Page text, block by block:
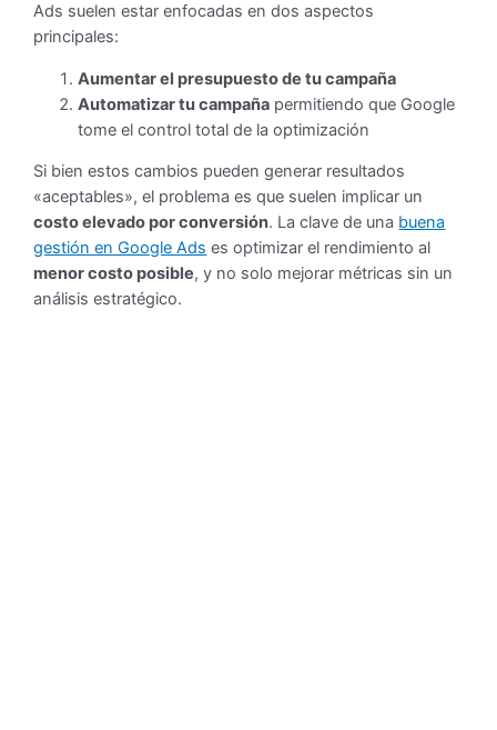
Ads suelen estar enfocadas en dos aspectos
principales:
Aumentar el presupuesto de tu campaña
Automatizar tu campaña permitiendo que Google
tome el control total de la optimización
Si bien estos cambios pueden generar resultados
«aceptables», el problema es que suelen implicar un
costo elevado por conversión. La clave de una buena
gestión en Google Ads es optimizar el rendimiento al
menor costo posible, y no solo mejorar métricas sin un
análisis estratégico.